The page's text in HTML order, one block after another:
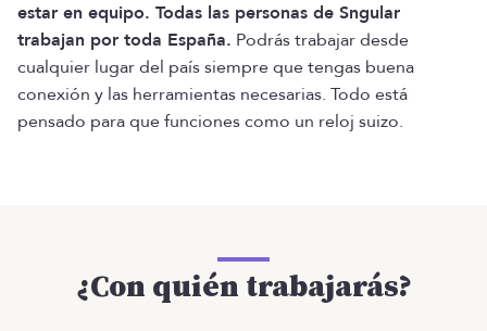
estar en equipo. Todas las personas de Sngular
trabajan por toda España. Podrás trabajar desde
cualquier lugar del país siempre que tengas buena
conexión y las herramientas necesarias. Todo está
pensado para que funciones como un reloj suizo.
¿Con quién trabajarás?